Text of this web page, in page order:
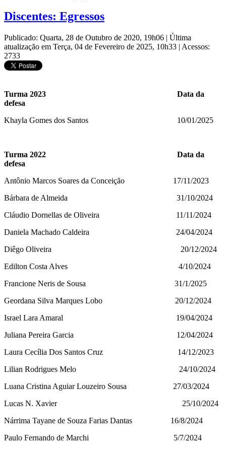
Discentes: Egressos
Publicado: Quarta, 28 de Outubro de 2020, 19h06 | Última
atualização em Terça, 04 de Fevereiro de 2025, 10h33 | Acessos:
2733
Turma 2023 Data da
defesa
Khayla Gomes dos Santos 10/01/2025
Turma 2022 Data da
defesa
Antônio Marcos Soares da Conceição 17/11/2023
Bárbara de Almeida 31/10/2024
Cláudio Dornellas de Oliveira 11/11/2024
Daniela Machado Caldeira 24/04/2024
Diêgo Oliveira 20/12/2024
Edilton Costa Alves 4/10/2024
Francione Neris de Sousa 31/1/2025
Geordana Silva Marques Lobo 20/12/2024
Israel Lara Amaral 19/04/2024
Juliana Pereira Garcia 12/04/2024
Laura Cecília Dos Santos Cruz 14/12/2023
Lilian Rodrigues Melo 24/10/2024
Luana Cristina Aguiar Louzeiro Sousa 27/03/2024
Lucas N. Xavier 25/10/2024
Nárrima Tayane de Souza Farias Dantas 16/8/2024
Paulo Fernando de Marchi 5/7/2024